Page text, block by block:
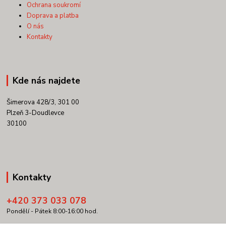
Ochrana soukromí
Doprava a platba
O nás
Kontakty
Kde nás najdete
Šimerova 428/3, 301 00
Plzeň 3-Doudlevce
30100
Kontakty
+420 373 033 078
Pondělí - Pátek 8:00-16:00 hod.